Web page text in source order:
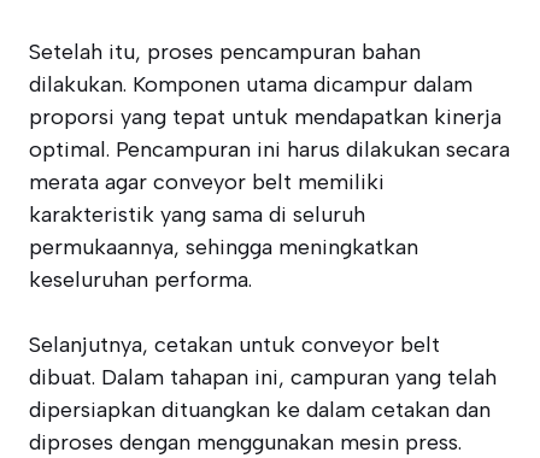
Setelah itu, proses pencampuran bahan
dilakukan. Komponen utama dicampur dalam
proporsi yang tepat untuk mendapatkan kinerja
optimal. Pencampuran ini harus dilakukan secara
merata agar conveyor belt memiliki
karakteristik yang sama di seluruh
permukaannya, sehingga meningkatkan
keseluruhan performa.
Selanjutnya, cetakan untuk conveyor belt
dibuat. Dalam tahapan ini, campuran yang telah
dipersiapkan dituangkan ke dalam cetakan dan
diproses dengan menggunakan mesin press.